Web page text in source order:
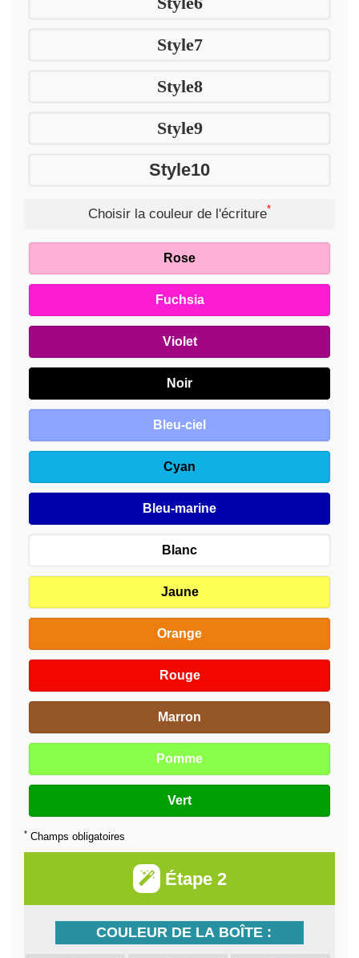
Style7
Style8
Style9
Style10
Choisir la couleur de l'écriture*
Rose
Fuchsia
Violet
Noir
Bleu-ciel
Cyan
Bleu-marine
Blanc
Jaune
Orange
Rouge
Marron
Pomme
Vert
* Champs obligatoires
Étape 2
COULEUR DE LA BOÎTE :